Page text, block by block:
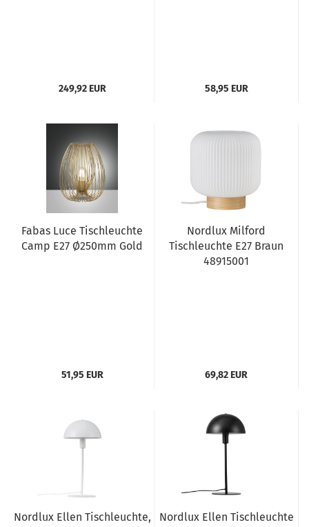
249,92 EUR 58,95 EUR
Fabas Luce Tischleuchte
Camp E27 Ø250mm Gold
51,95 EUR
Nordlux Milford
Tischleuchte E27 Braun
48915001
69,82 EUR
Nordlux Ellen Tischleuchte,
Nordlux Ellen Tischleuchte